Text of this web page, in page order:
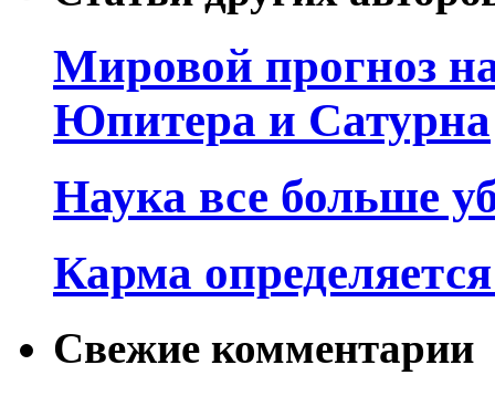
Мировой прогноз
Юпитера и Сатурна
Наука все больше
Карма
Свежие комментарии